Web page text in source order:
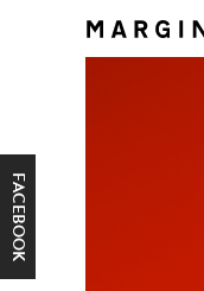
FACEBOOK